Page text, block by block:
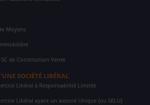
Moyens
SC de Construction Vente
SOCIÉTÉ LIBÉRAL
Libéral à Responsabilité Limitée
Libéral ayant un associé Unique (ou SELU)